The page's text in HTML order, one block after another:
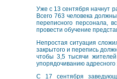
Уже с 13 сентября начнут
Всего 763 человека
переписного персонала,
провести обучение
Непростая ситуация
закрытого и перепись
чтобы 3,5 тысячи
упорядочиванию
С 17 сентября